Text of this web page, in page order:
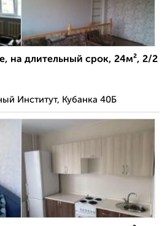
на длительный срок, 24м², 2/2
Институт, Кубанка 40Б